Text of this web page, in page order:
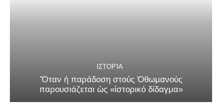
ΙΣΤΟΡΊΑ
Ὅταν ἡ παράδοση στούς Ὀθωμανούς
παρουσιάζεται ὡς «ἱστορικό δίδαγμα»